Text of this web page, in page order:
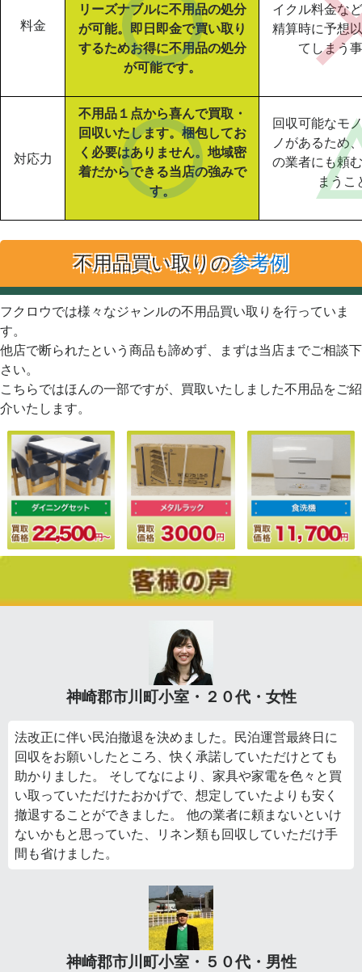
料金
リーズナブルに不用品の処分
が可能。即日即金で買い取り
するためお得に不用品の処分
が可能です。
イクル料金な
精算時に予想
てしまう
対応力
不用品１点から喜んで買取・
回収いたします。梱包してお
く必要はありません。地域密
着だからできる当店の強みで
す。
回収可能なモ
ノがあるため
の業者にも頼
まうこ
不用品買い取りの参考例
フクロウでは様々なジャンルの不用品買い取りを行っていま
す。
他店で断られたという商品も諦めず、まずは当店までご相談下
さい。
こちらではほんの一部ですが、買取いたしました不用品をご紹
介いたします。
神崎郡市川町小室・２０代・女性
法改正に伴い民泊撤退を決めました。民泊運営最終日に
回収をお願いしたところ、快く承諾していただけとても
助かりました。 そしてなにより、家具や家電を色々と買
い取っていただけたおかげで、想定していたよりも安く
撤退することができました。 他の業者に頼まないといけ
ないかもと思っていた、リネン類も回収していただけ手
間も省けました。
神崎郡市川町小室・５０代・男性